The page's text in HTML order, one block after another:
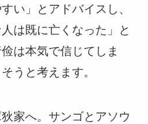
い」とアドバイスし、
は既に亡くなった」と
は本気で信じてしま
うと考えます。
家へ。サンゴとアソウ